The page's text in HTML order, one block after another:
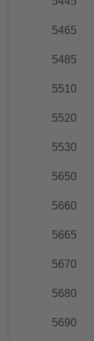
5465
5485
5510
5520
5530
5650
5660
5665
5670
5680
5690